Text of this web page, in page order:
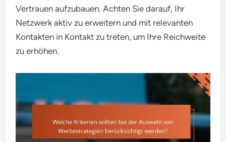
Vertrauen aufzubauen. Achten Sie darauf, Ihr
Netzwerk aktiv zu erweitern und mit relevanten
Kontakten in Kontakt zu treten, um Ihre Reichweite
zu erhöhen.